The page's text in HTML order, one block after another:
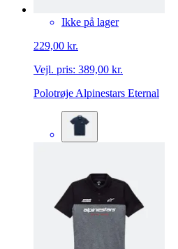
Ikke på lager
229,00 kr.
Vejl. pris: 389,00 kr.
Polotrøje Alpinestars Eternal